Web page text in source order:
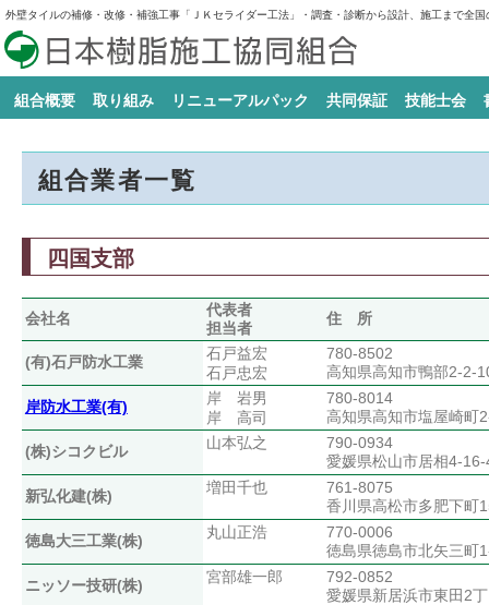
外壁タイルの補修・改修・補強工事「ＪＫセライダー工法」・調査・診断から設計、施工まで全
組合概要 取り組み
の実施協力
リニューアルパック 共同保証 技能士会
組合業者一覧
四国支部
会社名
代表者
担当者
住 所
(有)石戸防水工業
石戸益宏
石戸忠宏
780-8502
高知県高知市鴨部2-2-
岸防水工業(有)
岸 岩男
岸 高司
780-8014
高知県高知市塩屋崎町
(株)シコクビル
山本弘之
790-0934
愛媛県松山市居相4-16-
新弘化建(株)
増田千也
761-8075
香川県高松市多肥下町
徳島大三工業(株)
丸山正浩
770-0006
徳島県徳島市北矢三町
ニッソー技研(株)
宮部雄一郎
792-0852
愛媛県新居浜市東田2